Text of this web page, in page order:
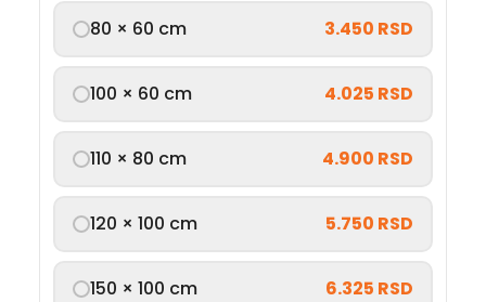
80 × 60 cm 3.450 RSD
100 × 60 cm 4.025 RSD
110 × 80 cm 4.900 RSD
120 × 100 cm 5.750 RSD
150 × 100 cm 6.325 RSD